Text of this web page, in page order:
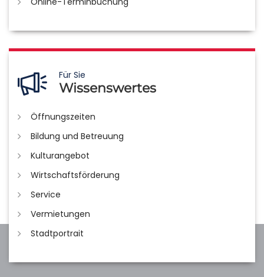
Für Sie
Wissenswertes
Öffnungszeiten
Bildung und Betreuung
Kulturangebot
Wirtschaftsförderung
Service
Vermietungen
Stadtportrait